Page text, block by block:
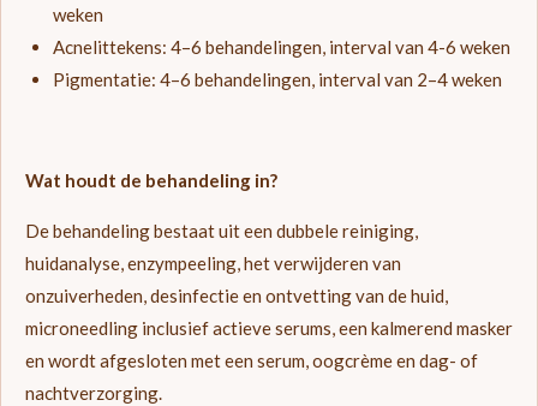
weken
Acnelittekens: 4–6 behandelingen, interval van 4-6 weken
Pigmentatie: 4–6 behandelingen, interval van 2–4 weken
Wat houdt de behandeling in?
De behandeling bestaat uit een dubbele reiniging,
huidanalyse, enzympeeling, het verwijderen van
onzuiverheden, desinfectie en ontvetting van de huid,
microneedling inclusief actieve serums, een kalmerend masker
en wordt afgesloten met een serum, oogcrème en dag- of
nachtverzorging.